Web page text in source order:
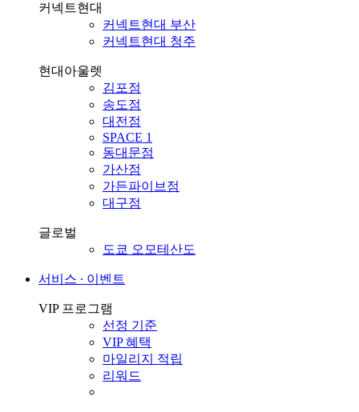
커넥트현대
커넥트현대 부산
커넥트현대 청주
현대아울렛
김포점
송도점
대전점
SPACE 1
동대문점
가산점
가든파이브점
대구점
글로벌
도쿄 오모테산도
서비스 ∙ 이벤트
VIP 프로그램
선정 기준
VIP 혜택
마일리지 적립
리워드